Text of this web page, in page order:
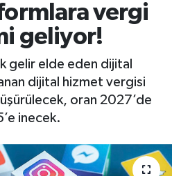
vergi
geliyor!
gelir elde eden dijital
dijital hizmet vergisi
oran 2027’de
inecek.